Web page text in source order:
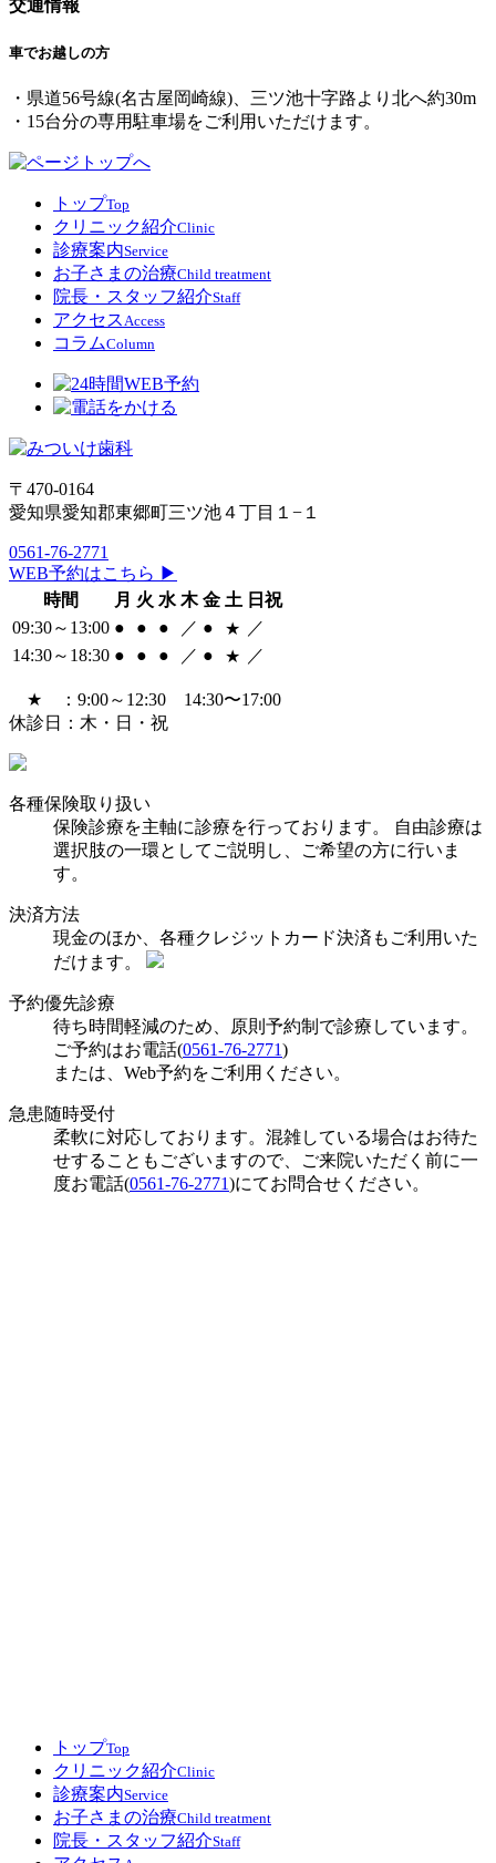
交通情報
車でお越しの方
・県道56号線(名古屋岡崎線)、三ツ池十字路より北へ約30m
・15台分の専用駐車場をご利用いただけます。
トップTop
クリニック紹介Clinic
診療案内Service
お子さまの治療Child treatment
院長・スタッフ紹介Staff
アクセス Access
コラムColumn
〒470-0164
愛知県愛知郡東郷町三ツ池４丁目１−１
0561-76-2771
WEB予約はこちら ▶
時間
月 火 水 木 金 土 日祝
09:30～13:00 ● ● ● ／ ● ★ ／
14:30～18:30 ● ● ● ／ ● ★ ／
★ ：9:00～12:30 14:30〜17:00
休診日：木・日・祝
各種保険取り扱い
保険診療を主軸に診療を行っております。 自由診療は
選択肢の一環としてご説明し、ご希望の方に行いま
す。
決済方法
現金のほか、各種クレジットカード決済もご利用いた
だけます。
予約優先診療
待ち時間軽減のため、原則予約制で診療しています。
ご予約はお電話(0561-76-2771)
または、Web予約をご利用ください。
急患随時受付
柔軟に対応しております。混雑している場合はお待た
せすることもございますので、ご来院いただく前に一
度お電話(0561-76-2771)にてお問合せください。
トップTop
クリニック紹介Clinic
診療案内Service
お子さまの治療Child treatment
院長・スタッフ紹介Staff